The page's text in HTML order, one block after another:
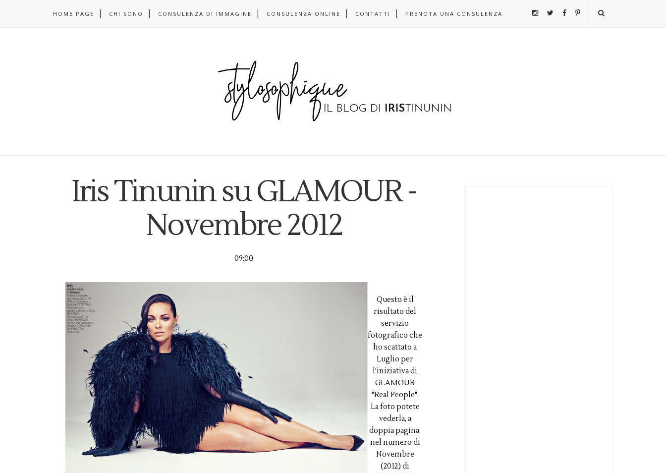
HOME PAGE CHI SONO CONSULENZA DI IMMAGINE CONSULENZA ONLINE CONTATTI PRENOTA UNA CONSULENZA
Iris Tinunin su GLAMOUR -
Novembre 2012
09:00
Questo è il
risultato del
servizio
fotografico che
ho scattato a
Luglio per
l'iniziativa di
GLAMOUR
"Real People".
La foto potete
vederla, a
doppia pagina,
nel numero di
Novembre
(2012) di